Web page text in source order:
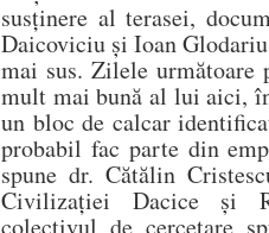
susţinere al terasei,
Daicoviciu şi Ioan
mai sus. Zilele următoare
mult mai bună al lui aici,
un bloc de calcar
probabil fac parte din
spune dr. Cătălin
Civilizaţiei Dacice şi
colectivul de cercetare